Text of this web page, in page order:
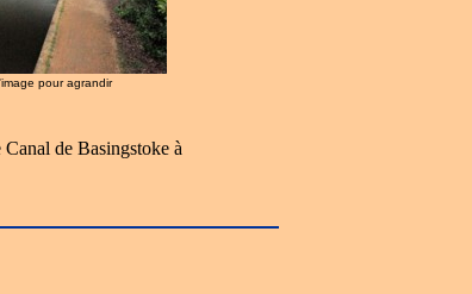
pour agrandir
de Basingstoke à